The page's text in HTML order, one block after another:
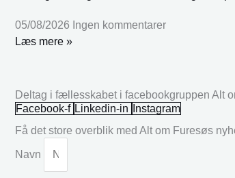
05/08/2026 Ingen kommentarer
Læs mere »
Deltag i fællesskabet i facebookgruppen Alt
Facebook-f Linkedin-in
Instagram
Få det store overblik med Alt om Furesøs
Navn